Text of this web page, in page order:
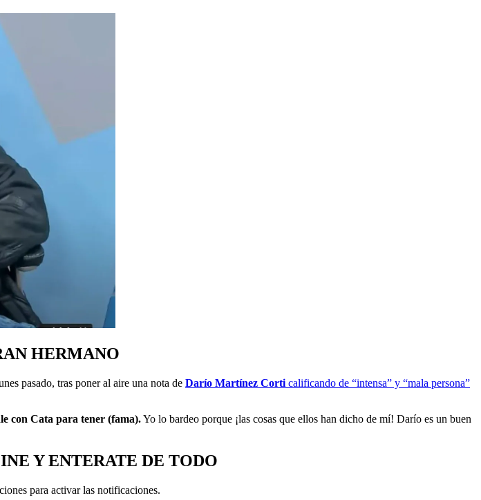
HERMANO
pasado, tras poner al aire una nota de Darío Martínez Corti calificando de “intensa” y “mala persona”
con Cata para tener (fama).Yo lo bardeo porque ¡las cosas que ellos han dicho de mí! Darío es un buen
Y ENTERATE DE TODO
para activar las notificaciones.